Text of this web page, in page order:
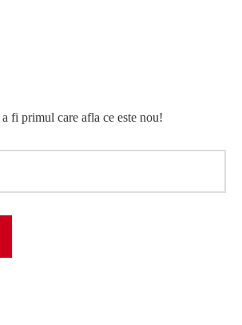
fi primul care afla ce este nou!